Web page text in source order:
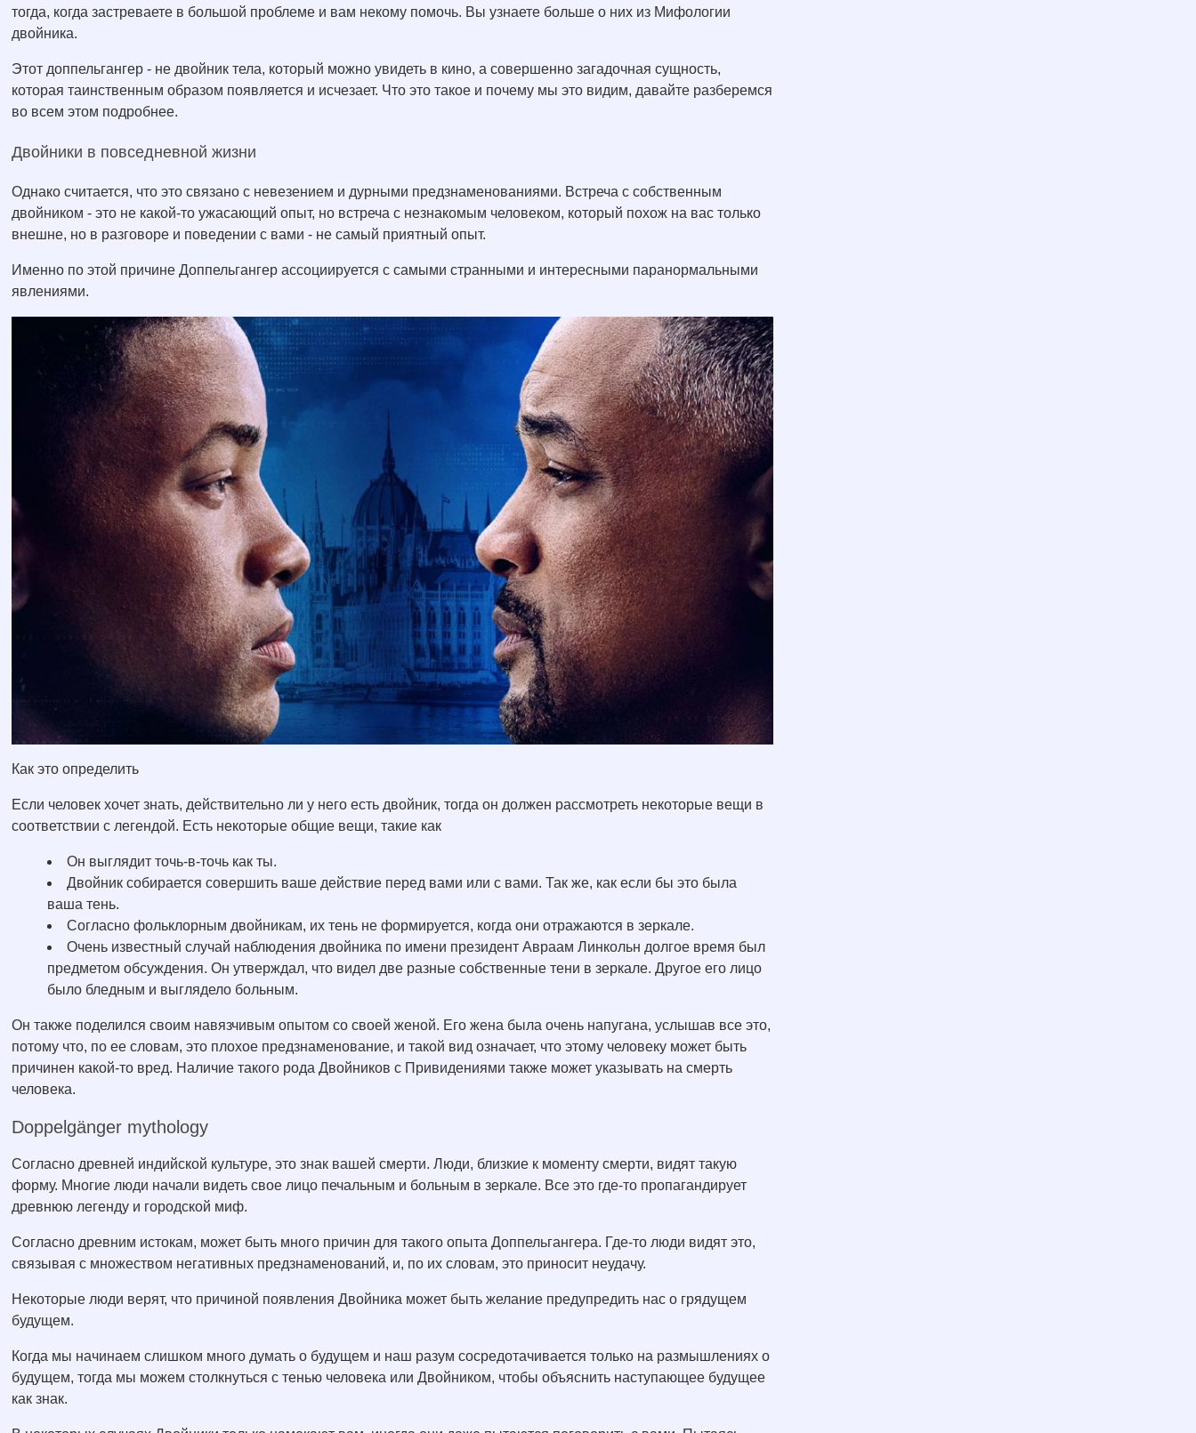
тогда, когда застреваете в большой проблеме и вам некому помочь. Вы узнаете больше о них из Мифологии
двойника.
Этот доппельгангер - не двойник тела, который можно увидеть в кино, а совершенно загадочная сущность,
которая таинственным образом появляется и исчезает. Что это такое и почему мы это видим, давайте разберемся
во всем этом подробнее.
Двойники в повседневной жизни
Однако считается, что это связано с невезением и дурными предзнаменованиями. Встреча с собственным
двойником - это не какой-то ужасающий опыт, но встреча с незнакомым человеком, который похож на вас только
внешне, но в разговоре и поведении с вами - не самый приятный опыт.
Именно по этой причине Доппельгангер ассоциируется с самыми странными и интересными паранормальными
явлениями.
Как это определить
Если человек хочет знать, действительно ли у него есть двойник, тогда он должен рассмотреть некоторые вещи в
соответствии с легендой. Есть некоторые общие вещи, такие как
Он выглядит точь-в-точь как ты.
Двойник собирается совершить ваше действие перед вами или с вами. Так же, как если бы это была
ваша тень.
Согласно фольклорным двойникам, их тень не формируется, когда они отражаются в зеркале.
Очень известный случай наблюдения двойника по имени президент Авраам Линкольн долгое время был
предметом обсуждения. Он утверждал, что видел две разные собственные тени в зеркале. Другое его лицо
было бледным и выглядело больным.
Он также поделился своим навязчивым опытом со своей женой. Его жена была очень напугана, услышав все это,
потому что, по ее словам, это плохое предзнаменование, и такой вид означает, что этому человеку может быть
причинен какой-то вред. Наличие такого рода Двойников с Привидениями также может указывать на смерть
человека.
Doppelgänger mythology
Согласно древней индийской культуре, это знак вашей смерти. Люди, близкие к моменту смерти, видят такую
форму. Многие люди начали видеть свое лицо печальным и больным в зеркале. Все это где-то пропагандирует
древнюю легенду и городской миф.
Согласно древним истокам, может быть много причин для такого опыта Доппельгангера. Где-то люди видят это,
связывая с множеством негативных предзнаменований, и, по их словам, это приносит неудачу.
Некоторые люди верят, что причиной появления Двойника может быть желание предупредить нас о грядущем
будущем.
Когда мы начинаем слишком много думать о будущем и наш разум сосредотачивается только на размышлениях о
будущем, тогда мы можем столкнуться с тенью человека или Двойником, чтобы объяснить наступающее будущее
как знак.